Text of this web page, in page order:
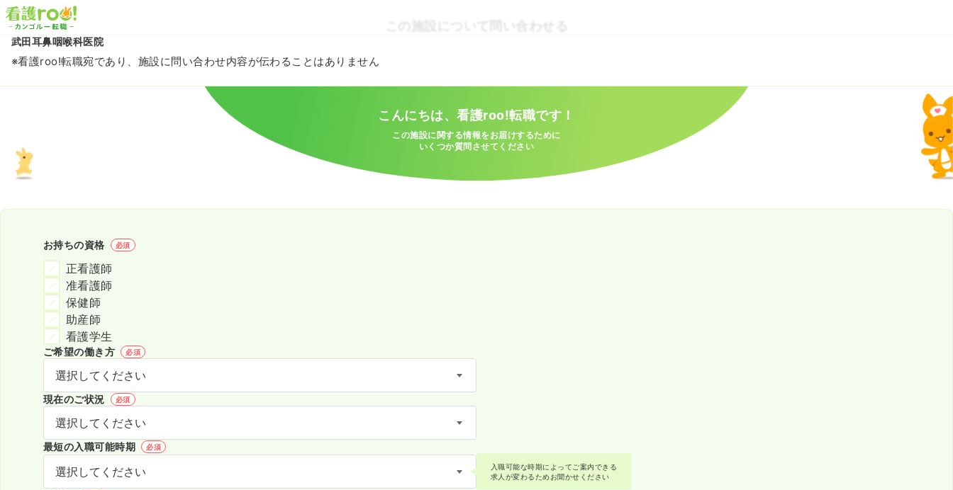
この施設について問い合わせる
武田耳鼻咽喉科医院
※看護roo!転職宛であり、施設に問い合わせ内容が伝わることはありません
こんにちは、看護roo!転職です！
この施設に関する情報をお届けするために
いくつか質問させてください
お持ちの資格 必須
正看護師
准看護師
保健師
助産師
看護学生
ご希望の働き方 必須
現在のご状況 必須
最短の入職可能時期 必須
入職可能な時期によってご案内できる
求人が変わるためお聞かせください